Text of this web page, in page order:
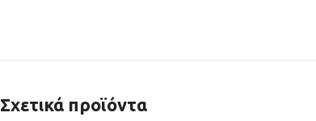
Σχετικά προϊόντα